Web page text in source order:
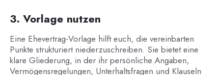
3. Vorlage nutzen
Eine Ehevertrag-Vorlage hilft euch, die vereinbarten
Punkte strukturiert niederzuschreiben. Sie bietet eine
klare Gliederung, in der ihr persönliche Angaben,
Vermögensregelungen, Unterhaltsfragen und Klauseln